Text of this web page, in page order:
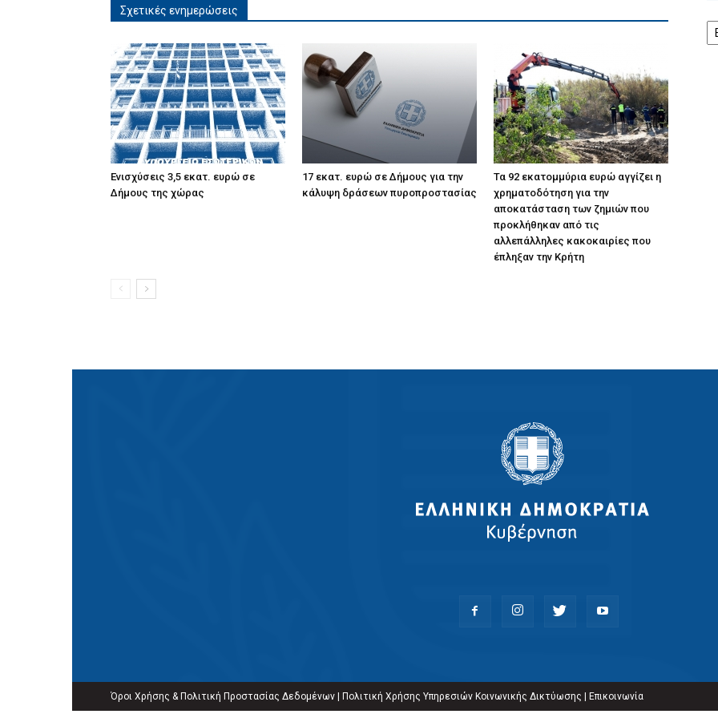
Σχετικές ενημερώσεις
Ενισχύσεις 3,5 εκατ. ευρώ σε
Δήμους της χώρας
17 εκατ. ευρώ σε Δήμους για την
κάλυψη δράσεων πυροπροστασίας
Τα 92 εκατομμύρια ευρώ αγγίζει η
χρηματοδότηση για την
αποκατάσταση των ζημιών που
προκλήθηκαν από τις
αλλεπάλληλες κακοκαιρίες που
έπληξαν την Κρήτη
Όροι Χρήσης & Πολιτική Προστασίας Δεδομένων | Πολιτική Χρήσης Υπηρεσιών Κοινωνικής Δικτύωσης | Επικοινωνία